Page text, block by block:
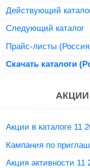
Действующий
Следующий каталог
Прайс-листы
Скачать каталоги
Акции в каталоге 11
Кампания по
Акция активности 11